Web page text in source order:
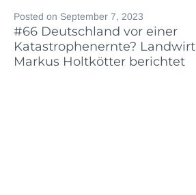
Posted on September 7, 2023
#66 Deutschland vor einer
Katastrophenernte? Landwirt
Markus Holtkötter berichtet